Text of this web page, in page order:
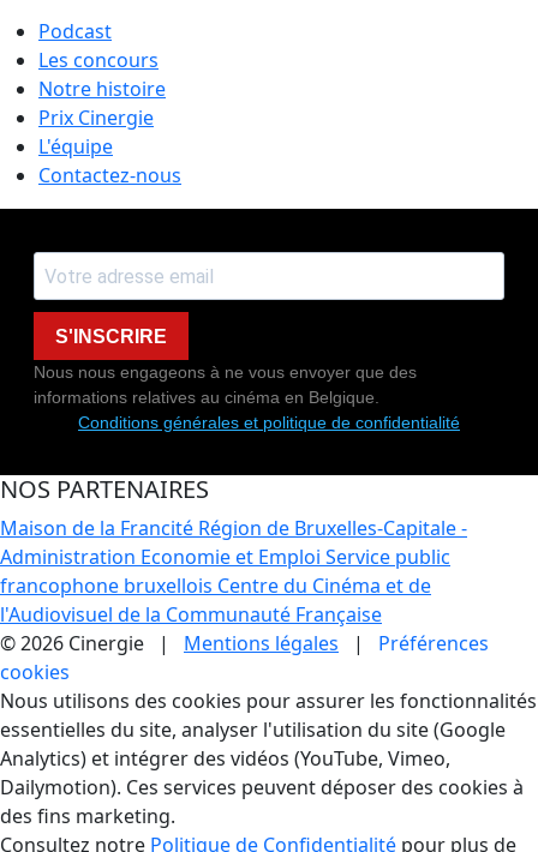
Podcast
Les concours
Notre histoire
Prix Cinergie
L'équipe
Contactez-nous
S'INSCRIRE
Nous nous engageons à ne vous envoyer que des
informations relatives au cinéma en Belgique.
Conditions générales et politique de confidentialité
NOS PARTENAIRES
Maison de la Francité Région de Bruxelles-Capitale -
Administration Economie et Emploi Service public
francophone bruxellois Centre du Cinéma et de
l'Audiovisuel de la Communauté Française
© 2026 Cinergie | Mentions légales | Préférences
cookies
Gestion des Cookies
Nous utilisons des cookies pour assurer les fonctionnalités
essentielles du site, analyser l'utilisation du site (Google
Analytics) et intégrer des vidéos (YouTube, Vimeo,
Dailymotion). Ces services peuvent déposer des cookies à
des fins marketing.
Consultez notre Politique de Confidentialité pour plus de